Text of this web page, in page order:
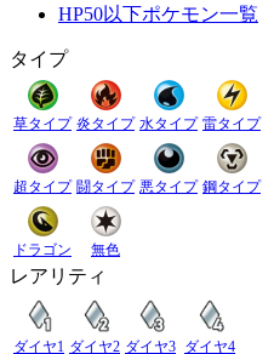
HP50以下ポケモン一覧
タイプ
草タイプ 炎タイプ 水タイプ 雷タイプ
超タイプ 闘タイプ 悪タイプ 鋼タイプ
ドラゴン 無色
レアリティ
ダイヤ1 ダイヤ2 ダイヤ3 ダイヤ4